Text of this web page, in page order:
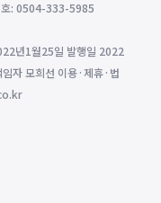
호: 0504-333-5985
년1월25일 발행일 2022
자 모희선 이용·제휴·법